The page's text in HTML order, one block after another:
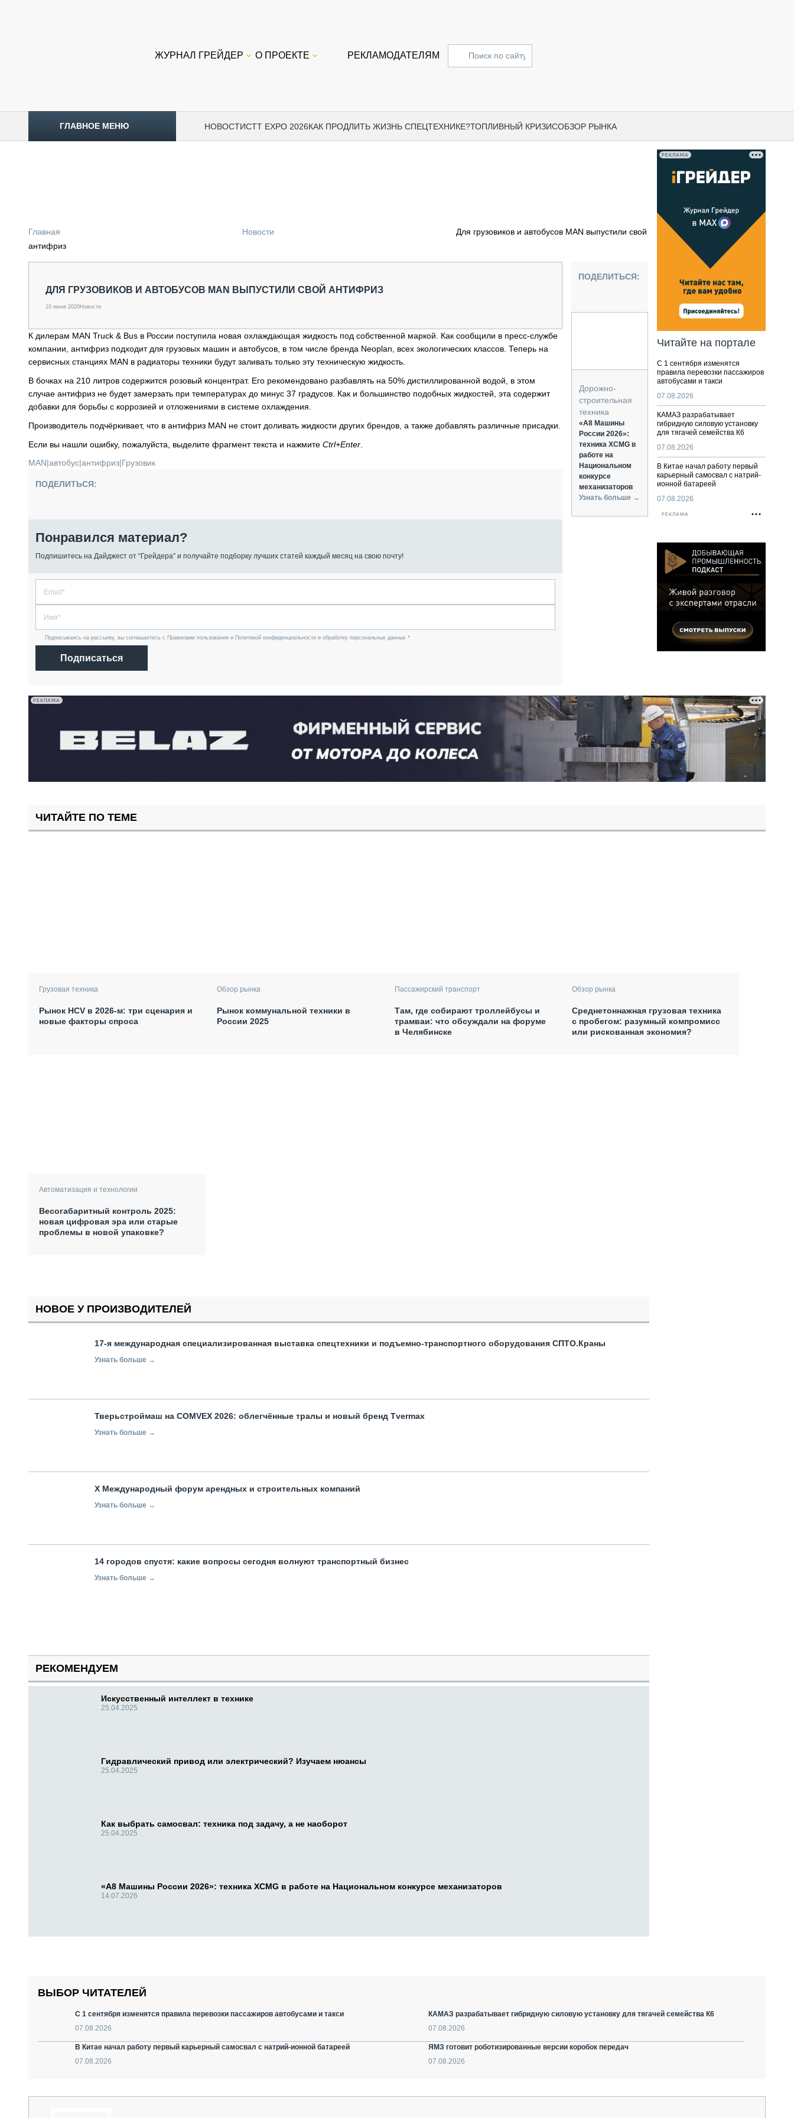
ЖУРНАЛ ГРЕЙДЕР О ПРОЕКТЕ РЕКЛАМОДАТЕЛЯМ
ГЛАВНОЕ МЕНЮ НОВОСТИCTT EXPO 2026КАК ПРОДЛИТЬ ЖИЗНЬ СПЕЦТЕХНИКЕ?ТОПЛИВНЫЙ КРИЗИСОБЗОР РЫНКА
ОБЗОР РЫНКА
ГРУЗОПЕРЕВОЗКИ
ИСПЫТАТЕЛИ
ТЕХНОЛОГИИ
ДОРОЖНАЯ ИНДУСТРИЯ
СЕРВИСМЕНЫ
БЛИЖАЙШИЕ МЕРОПРИЯТИЯ
ПОДЪЁМНАЯ ТЕХНИКА
ПАССАЖИРСКИЙ ТРАНСПОРТ
КАРЬЕРНАЯ ТЕХНИКА
ЛОГИСТИКА И СКЛАД
КОМПЛЕКТУЮЩИЕ И СЕРВИС
Главная Новости
Для грузовиков и автобусов MAN выпустили свой
антифриз
ДЛЯ ГРУЗОВИКОВ И АВТОБУСОВ MAN ВЫПУСТИЛИ СВОЙ АНТИФРИЗ
10 июня 2020Новости
К дилерам MAN Truck & Bus в России поступила новая охлаждающая жидкость под собственной маркой. Как сообщили в пресс-службе
компании, антифриз подходит для грузовых машин и автобусов, в том числе бренда Neoplan, всех экологических классов. Теперь на
сервисных станциях MAN в радиаторы техники будут заливать только эту техническую жидкость.
В бочках на 210 литров содержится розовый концентрат. Его рекомендовано разбавлять на 50% дистиллированной водой, в этом
случае антифриз не будет замерзать при температурах до минус 37 градусов. Как и большинство подобных жидкостей, эта содержит
добавки для борьбы с коррозией и отложениями в системе охлаждения.
Производитель подчёркивает, что в антифриз MAN не стоит доливать жидкости других брендов, а также добавлять различные присадки.
Если вы нашли ошибку, пожалуйста, выделите фрагмент текста и нажмите Ctrl+Enter
MAN|автобус|антифриз|Грузовик
ПОДЕЛИТЬСЯ:
Понравился материал?
Подпишитесь на Дайджест от “Грейдера” и получайте подборку лучших статей каждый месяц на свою почту!
Подписываясь на рассылку, вы соглашаетесь с Правилами пользования и Политикой конфиденциальности и обработку персональных данных *
Подписаться
ПОДЕЛИТЬСЯ:
Дорожно-
строительная
техника
«А8 Машины
России 2026»:
техника XCMG в
работе на
Национальном
конкурсе
механизаторов
Узнать больше →
РЕКЛАМА
Читайте на портале
С 1 сентября изменятся
правила перевозки пассажиров
автобусами и такси
07.08.2026
КАМАЗ разрабатывает
гибридную силовую установку
для тягачей семейства К6
07.08.2026
В Китае начал работу первый
карьерный самосвал с натрий-
ионной батареей
07.08.2026
РЕКЛАМА
РЕКЛАМА
ЧИТАЙТЕ ПО ТЕМЕ
Грузовая техника
Рынок HCV в 2026-м: три сценария и
новые факторы спроса
Обзор рынка
Рынок коммунальной техники в
России 2025
Пассажирский транспорт
Там, где собирают троллейбусы и
трамваи: что обсуждали на форуме
в Челябинске
Обзор рынка
Среднетоннажная грузовая техника
с пробегом: разумный компромисс
или рискованная экономия?
Автоматизация и технологии
Весогабаритный контроль 2025:
новая цифровая эра или старые
проблемы в новой упаковке?
НОВОЕ У ПРОИЗВОДИТЕЛЕЙ
17-я международная специализированная выставка спецтехники и подъемно-транспортного оборудования СПТО.Краны
Узнать больше →
Тверьстроймаш на COMVEX 2026: облегчённые тралы и новый бренд Tvermax
Узнать больше →
X Международный форум арендных и строительных компаний
Узнать больше →
14 городов спустя: какие вопросы сегодня волнуют транспортный бизнес
Узнать больше →
РЕКОМЕНДУЕМ
Искусственный интеллект в технике
25.04.2025
Гидравлический привод или электрический? Изучаем нюансы
25.04.2025
Как выбрать самосвал: техника под задачу, а не наоборот
25.04.2025
«А8 Машины России 2026»: техника XCMG в работе на Национальном конкурсе механизаторов
14.07.2026
ВЫБОР ЧИТАТЕЛЕЙ
С 1 сентября изменятся правила перевозки пассажиров автобусами и такси
07.08.2026
КАМАЗ разрабатывает гибридную силовую установку для тягачей семейства К6
07.08.2026
В Китае начал работу первый карьерный самосвал с натрий-ионной батареей
07.08.2026
ЯМЗ готовит роботизированные версии коробок передач
07.08.2026